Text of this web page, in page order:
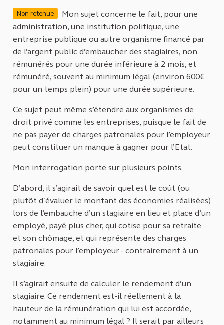
Non retenue
Mon sujet concerne le fait, pour une
administration, une institution politique, une
entreprise publique ou autre organisme financé par
de l’argent public d’embaucher des stagiaires, non
rémunérés pour une durée inférieure à 2 mois, et
rémunéré, souvent au minimum légal (environ 600€
pour un temps plein) pour une durée supérieure.
Ce sujet peut même s’étendre aux organismes de
droit privé comme les entreprises, puisque le fait de
ne pas payer de charges patronales pour l’employeur
peut constituer un manque à gagner pour l’Etat.
Mon interrogation porte sur plusieurs points.
D’abord, il s’agirait de savoir quel est le coût (ou
plutôt d´évaluer le montant des économies réalisées)
lors de l’embauche d’un stagiaire en lieu et place d’un
employé, payé plus cher, qui cotise pour sa retraite
et son chômage, et qui représente des charges
patronales pour l’employeur - contrairement à un
stagiaire.
Il s’agirait ensuite de calculer le rendement d’un
stagiaire. Ce rendement est-il réellement à la
hauteur de la rémunération qui lui est accordée,
notamment au minimum légal ? Il serait par ailleurs